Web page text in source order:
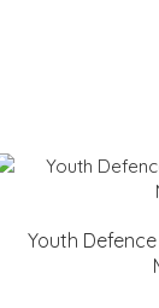
Youth